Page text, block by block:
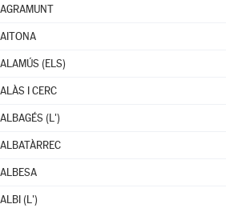
AGRAMUNT
AITONA
ALAMÚS (ELS)
ALÀS I CERC
ALBAGÉS (L')
ALBATÀRREC
ALBESA
ALBI (L')